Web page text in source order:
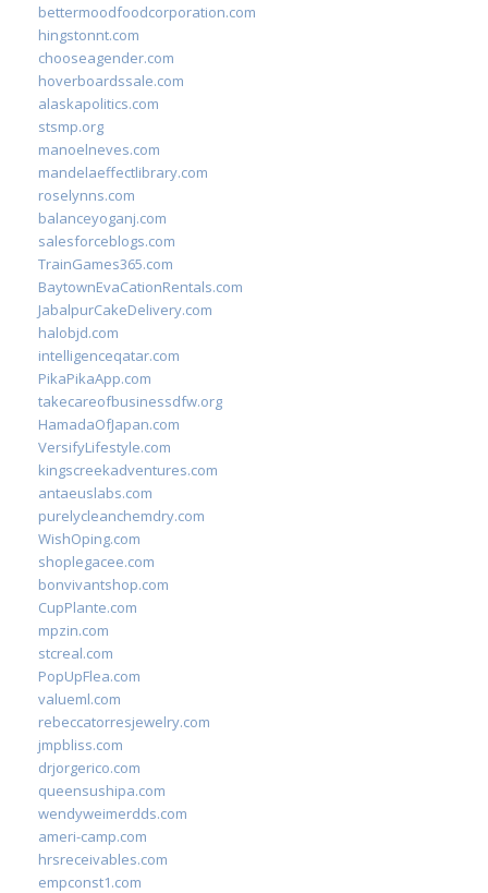
bettermoodfoodcorporation.com
hingstonnt.com
chooseagender.com
hoverboardssale.com
alaskapolitics.com
stsmp.org
manoelneves.com
mandelaeffectlibrary.com
roselynns.com
balanceyoganj.com
salesforceblogs.com
TrainGames365.com
BaytownEvaCationRentals.com
JabalpurCakeDelivery.com
halobjd.com
intelligenceqatar.com
PikaPikaApp.com
takecareofbusinessdfw.org
HamadaOfJapan.com
VersifyLifestyle.com
kingscreekadventures.com
antaeuslabs.com
purelycleanchemdry.com
WishOping.com
shoplegacee.com
bonvivantshop.com
CupPlante.com
mpzin.com
stcreal.com
PopUpFlea.com
valueml.com
rebeccatorresjewelry.com
jmpbliss.com
drjorgerico.com
queensushipa.com
wendyweimerdds.com
ameri-camp.com
hrsreceivables.com
empconst1.com